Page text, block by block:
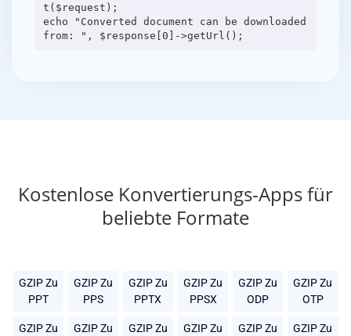
t($request);
echo "Converted document can be downloaded
Kostenlose Konvertierungs-Apps für
beliebte Formate
GZIP Zu
PPT
GZIP Zu
PPS
GZIP Zu
PPTX
GZIP Zu
PPSX
GZIP Zu
ODP
GZIP Zu
OTP
GZIP Zu
GZIP Zu
GZIP Zu
GZIP Zu
GZIP Zu
GZIP Zu